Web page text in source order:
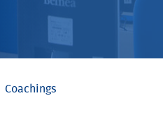
Coachings